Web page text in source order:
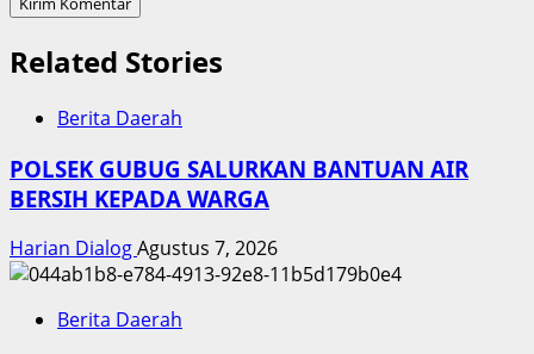
Related Stories
Berita Daerah
POLSEK GUBUG SALURKAN BANTUAN AIR
BERSIH KEPADA WARGA
Harian DialogAgustus 7, 2026
Berita Daerah